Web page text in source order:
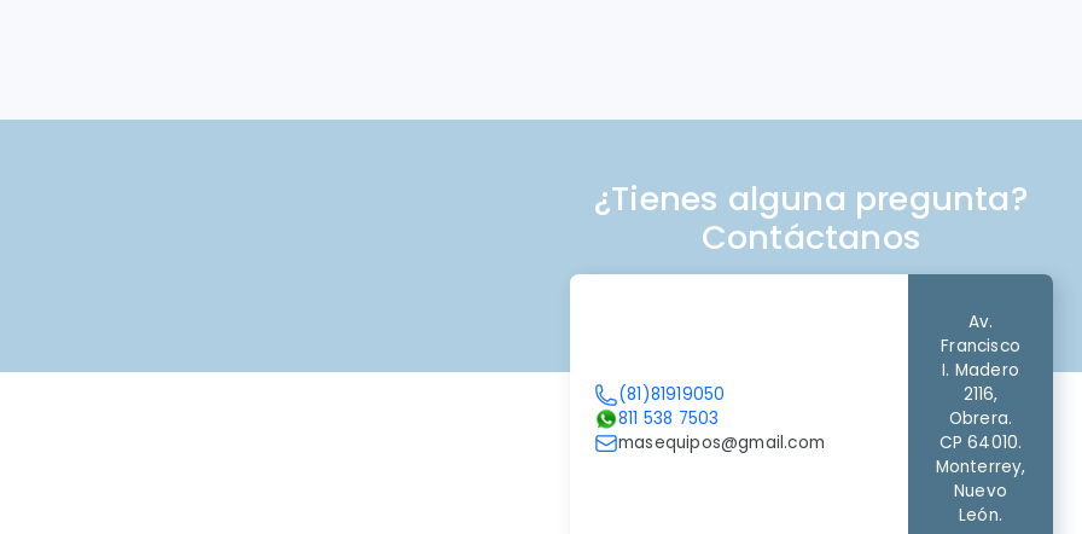
¿Tienes alguna pregunta?
Contáctanos
(81)81919050
811 538 7503
masequipos@gmail.com
Av.
Francisco
I. Madero
2116,
Obrera.
CP 64010.
Monterrey,
Nuevo
León.